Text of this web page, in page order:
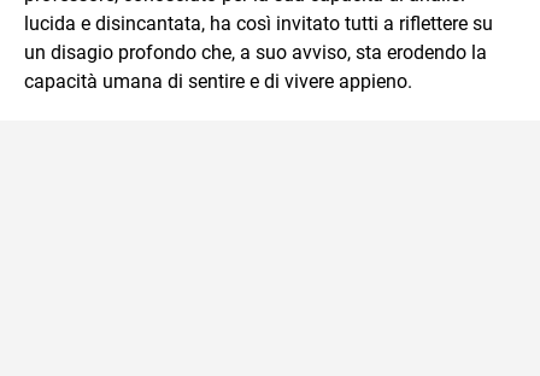
lucida e disincantata, ha così invitato tutti a riflettere su
un disagio profondo che, a suo avviso, sta erodendo la
capacità umana di sentire e di vivere appieno.